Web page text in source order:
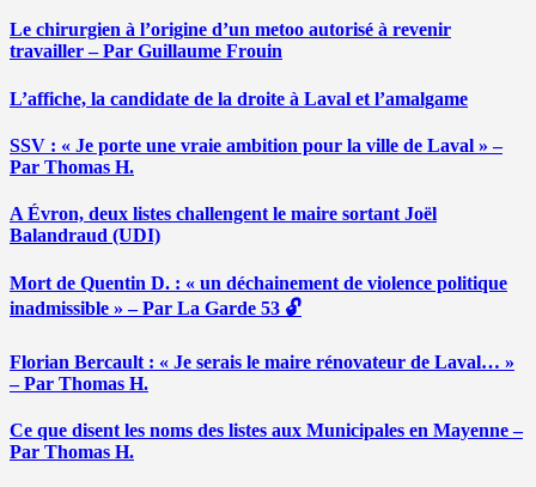
Le chirurgien à l’origine d’un metoo autorisé à revenir
travailler – Par Guillaume Frouin
L’affiche, la candidate de la droite à Laval et l’amalgame
SSV : « Je porte une vraie ambition pour la ville de Laval » –
Par Thomas H.
A Évron, deux listes challengent le maire sortant Joël
Balandraud (UDI)
Mort de Quentin D. : « un déchainement de violence politique
inadmissible » – Par La Garde 53 🔓
Florian Bercault : « Je serais le maire rénovateur de Laval… »
– Par Thomas H.
Ce que disent les noms des listes aux Municipales en Mayenne –
Par Thomas H.